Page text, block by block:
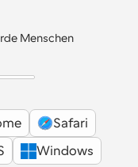
Menschen
Safari
Windows